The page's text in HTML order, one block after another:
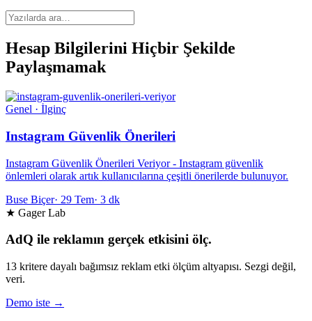
Hesap Bilgilerini Hiçbir Şekilde
Paylaşmamak
Genel · İlginç
Instagram Güvenlik Önerileri
Instagram Güvenlik Önerileri Veriyor - Instagram güvenlik
önlemleri olarak artık kullanıcılarına çeşitli önerilerde bulunuyor.
Buse Biçer· 29 Tem· 3 dk
★ Gager Lab
AdQ ile reklamın gerçek etkisini ölç.
13 kritere dayalı bağımsız reklam etki ölçüm altyapısı. Sezgi değil,
veri.
Demo iste →